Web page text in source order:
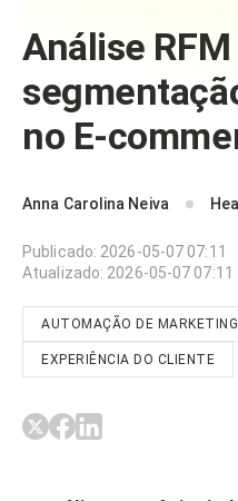
Análise
no E-
Anna Carolina Neiva
Publicado: 2026-05-07 07:11
Atualizado: 2026-05-07 07:11
AUTOMAÇÃO DE MARKETING
EXPERIÊNCIA DO CLIENTE